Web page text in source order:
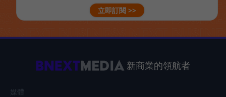
立即訂閱 >>
新商業的領航者
媒體